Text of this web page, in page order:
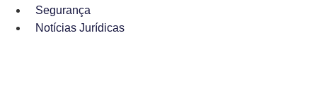
Segurança
Notícias Jurídicas